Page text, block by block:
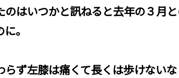
はいつかと訊ねると去年の３月
。
ず左膝は痛くて長くは歩けない